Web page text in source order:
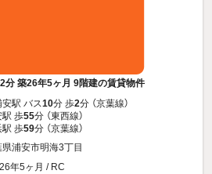
分 築26年5ヶ月 9階建の賃貸物件
安駅 バス10分 歩2分 （京葉線）
駅 歩55分 （東西線）
駅 歩59分 （京葉線）
県浦安市明海3丁目
年5ヶ月 / RC